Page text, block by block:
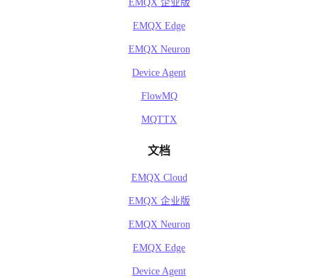
EMQX 企业版
EMQX Edge
EMQX Neuron
Device Agent
FlowMQ
MQTTX
文档
EMQX Cloud
EMQX 企业版
EMQX Neuron
EMQX Edge
Device Agent